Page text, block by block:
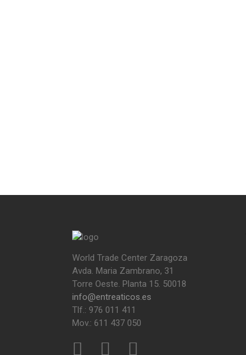
World Trade Center Zaragoza
Avda. Maria Zambrano, 31
Torre Oeste. Planta 15. 50018
info@entreaticos.es
Tlf.: 976 011 411
Mov.: 611 437 050